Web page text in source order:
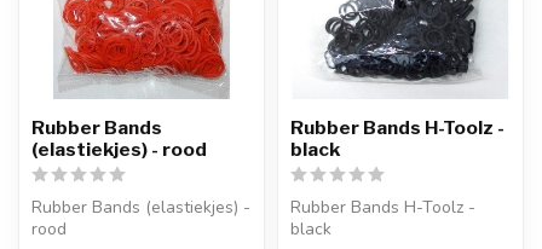
Rubber Bands
(elastiekjes) - rood
Rubber Bands (elastiekjes) -
rood
Rubber Bands H-Toolz -
black
Rubber Bands H-Toolz -
black